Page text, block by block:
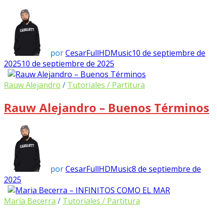
porCesarFullHDMusic10 de septiembre de
202510 de septiembre de 2025
Rauw Alejandro / Tutoriales / Partitura
Rauw Alejandro – Buenos Términos
porCesarFullHDMusic8 de septiembre de
2025
María Becerra / Tutoriales / Partitura